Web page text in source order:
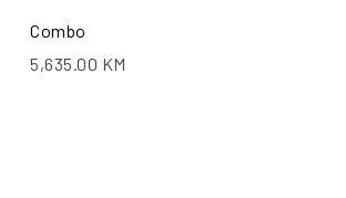
Combo
5,635.00 KM